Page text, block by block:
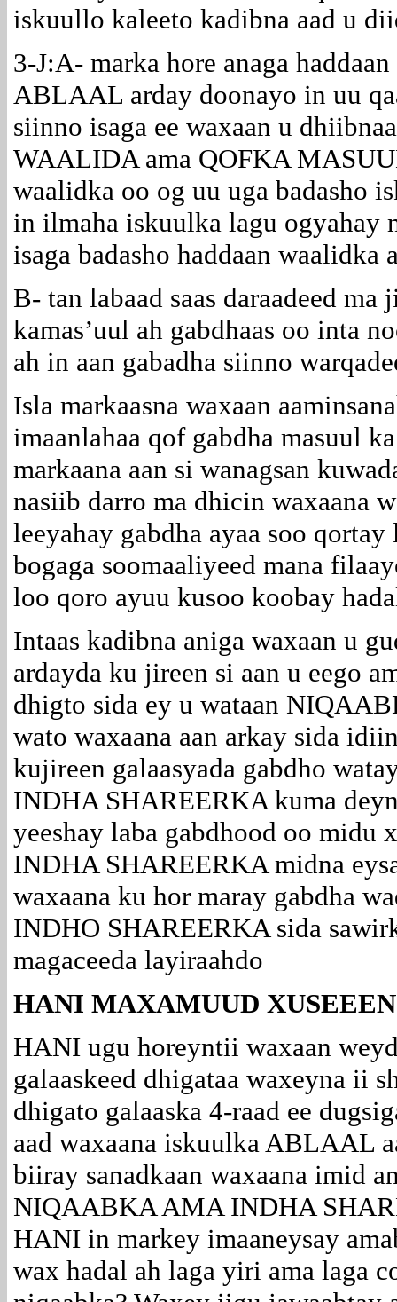
iskuullo kaleeto kadibna aad u
3-J:A- marka hore anaga
ABLAAL arday doonayo in uu
siinno isaga ee waxaan u
WAALIDA ama QOFKA
waalidka oo og uu uga badasho
in ilmaha iskuulka lagu ogyahay
isaga badasho haddaan waalidka
B- tan labaad saas daraadeed
kamas’uul ah gabdhaas oo inta
ah in aan gabadha siinno
Isla markaasna waxaan
imaanlahaa qof gabdha masuul
markaana aan si wanagsan
nasiib darro ma dhicin waxaana
leeyahay gabdha ayaa soo
bogaga soomaaliyeed mana
loo qoro ayuu kusoo koobay
Intaas kadibna aniga waxaan u
ardayda ku jireen si aan u eego
dhigto sida ey u wataan
wato waxaana aan arkay sida
kujireen galaasyada gabdho
INDHA SHAREERKA kuma
yeeshay laba gabdhood oo
INDHA SHAREERKA midna
waxaana ku hor maray gabdha
INDHO SHAREERKA sida
magaceeda layiraahdo
HANI MAXAMUUD XUSEEEN
HANI ugu horeyntii waxaan
galaaskeed dhigataa waxeyna ii
dhigato galaaska 4-raad ee
aad waxaana iskuulka ABLAAL
biiray sanadkaan waxaana imid
NIQAABKA AMA INDHA
HANI in markey imaaneysay
wax hadal ah laga yiri ama laga